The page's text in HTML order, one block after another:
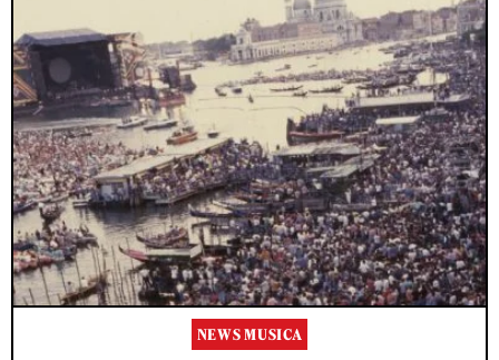
NEWS MUSICA